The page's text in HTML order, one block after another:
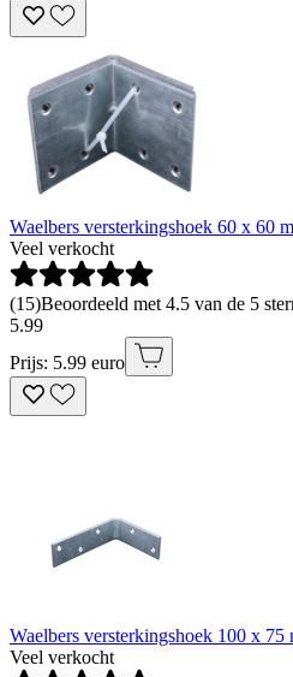
Waelbers versterkingshoek 60 x 60
Veel verkocht
(15)Beoordeeld met 4.5 van de 5
5.99
Prijs: 5.99 euro
Waelbers versterkingshoek 100 x 75
Veel verkocht